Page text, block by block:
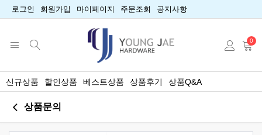
로그인 회원가입 마이페이지 주문조회 공지사항
0
신규상품 할인상품 베스트상품 상품후기 상품Q&A
상품문의